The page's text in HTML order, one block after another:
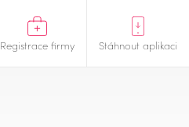
Registrace firmy Stáhnout aplikaci